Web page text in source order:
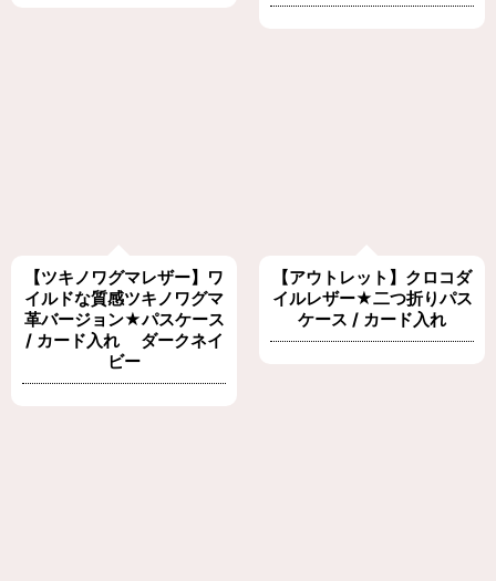
【ツキノワグマレザー】ワ
イルドな質感ツキノワグマ
革バージョン★パスケース
/ カード入れ ダークネイ
ビー
【アウトレット】クロコダ
イルレザー★二つ折りパス
ケース / カード入れ